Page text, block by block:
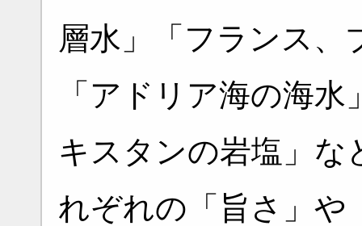
層水」「フランス、
「アドリア海の海
キスタンの岩塩」な
れぞれの「旨さ」や